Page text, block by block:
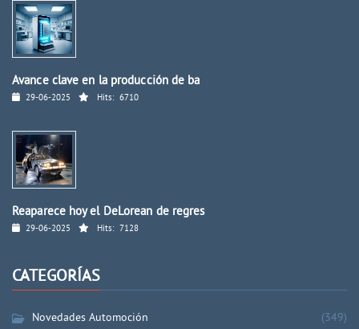
Avance clave en la producción de ba
29-06-2025 Hits: 6710
Reaparece hoy el DeLorean de regres
29-06-2025 Hits: 7128
CATEGORÍAS
Novedades Automoción
(349)